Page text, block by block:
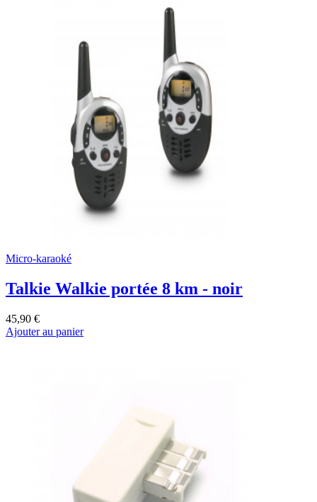
Micro-karaoké
Talkie Walkie portée 8 km - noir
45,90 €
Ajouter au panier